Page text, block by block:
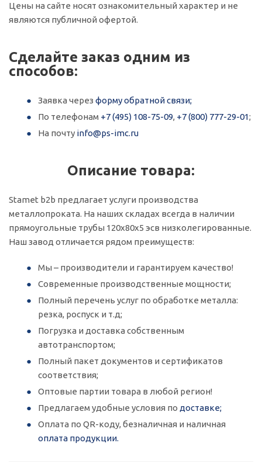
Цены на сайте носят ознакомительный характер и не
являются публичной офертой.
Сделайте заказ одним из
способов:
Заявка через форму обратной связи;
По телефонам +7 (495) 108-75-09, +7 (800) 777-29-01;
На почту info@ps-imc.ru
Описание товара:
Stamet b2b предлагает услуги производства
металлопроката. На наших складах всегда в наличии
прямоугольные трубы 120x80x5 эсв низколегированные.
Наш завод отличается рядом преимуществ:
Мы – производители и гарантируем качество!
Современные производственные мощности;
Полный перечень услуг по обработке металла:
резка, роспуск и т.д;
Погрузка и доставка собственным
автотранспортом;
Полный пакет документов и сертификатов
соответствия;
Оптовые партии товара в любой регион!
Предлагаем удобные условия по доставке;
Оплата по QR-коду, безналичная и наличная
оплата продукции.